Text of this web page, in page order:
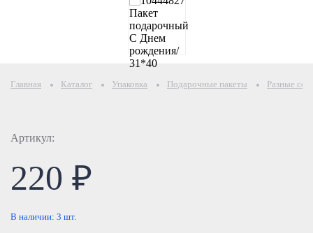
Главная Каталог Упаковка Подарочные пакеты Разные
Артикул:
220 ₽
В наличии: 3 шт.